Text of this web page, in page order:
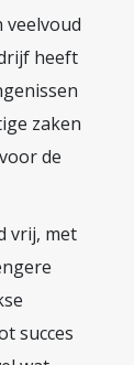
veelvoud
heeft
zaken
de
vrij, met
succes